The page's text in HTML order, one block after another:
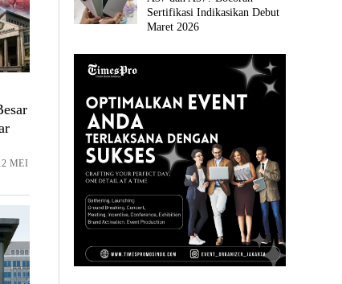
MEI
Sertifikasi Indikasikan Debut
Maret 2026